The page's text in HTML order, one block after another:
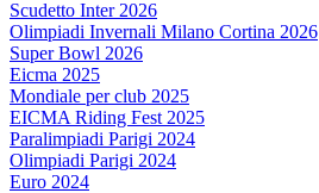
Scudetto Inter 2026
Olimpiadi Invernali Milano Cortina 2026
Super Bowl 2026
Eicma 2025
Mondiale per club 2025
EICMA Riding Fest 2025
Paralimpiadi Parigi 2024
Olimpiadi Parigi 2024
Euro 2024